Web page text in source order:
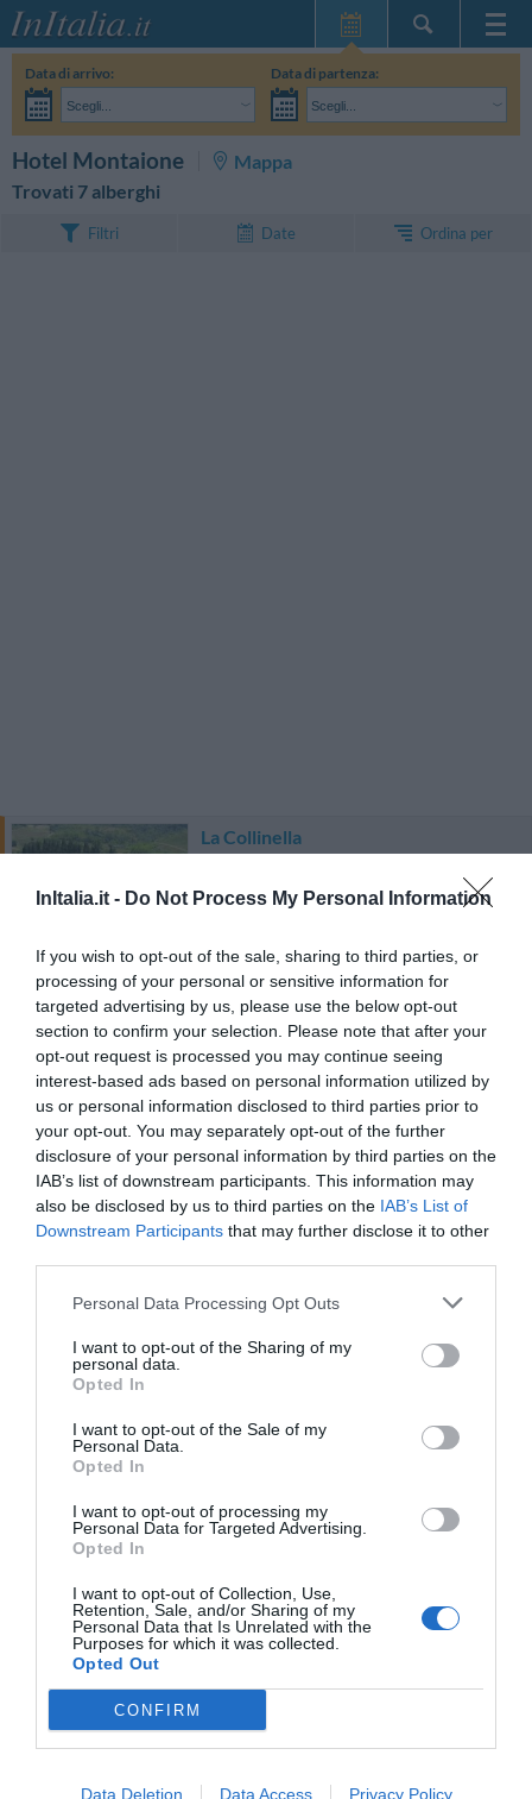
InItalia.it - Do Not Process My Personal Information
If you wish to opt-out of the sale, sharing to third parties, or
processing of your personal or sensitive information for
targeted advertising by us, please use the below opt-out
section to confirm your selection. Please note that after your
opt-out request is processed you may continue seeing
interest-based ads based on personal information utilized by
us or personal information disclosed to third parties prior to
your opt-out. You may separately opt-out of the further
disclosure of your personal information by third parties on the
IAB’s list of downstream participants. This information may
also be disclosed by us to third parties on the IAB’s List of
Downstream Participants that may further disclose it to other
Personal Data Processing Opt Outs
I want to opt-out of the Sharing of my
personal data.
Opted In
I want to opt-out of the Sale of my
Personal Data.
Opted In
I want to opt-out of processing my
Personal Data for Targeted Advertising.
Opted In
I want to opt-out of Collection, Use,
Retention, Sale, and/or Sharing of my
Personal Data that Is Unrelated with the
Purposes for which it was collected.
Opted Out
CONFIRM
Data Deletion Data Access Privacy Policy
Home Page
Le mie Prenotazioni
InItalia Club
Data di arrivo:
Scegli...
Data di partenza:
Scegli...
Hotel Montaione
Mappa
Trovati 7 alberghi
Filtri Date Ordina per
La Collinella
Eccezionale 10/10
TARIFFE
Castellare di Tonda
2.64 kmdal centro
Favoloso 8.6
Hotel Certaldo
10.27 kmdal centro
Eccezionale 10/10
TARIFFE
Donna Nobile
Fattoria Guicciardini
TARIFFE
Il Vicario
0 Recensioni